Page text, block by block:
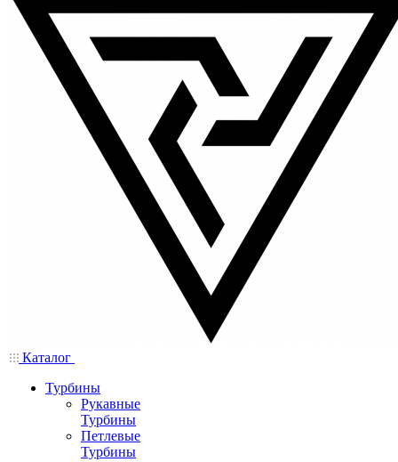
Каталог
Турбины
Рукавные
Турбины
Петлевые
Турбины